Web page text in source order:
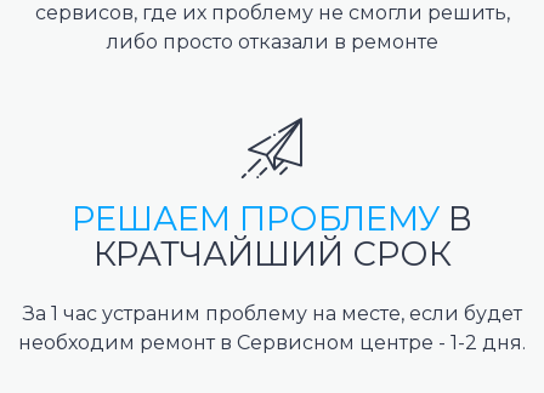
сервисов, где их проблему не смогли решить,
либо просто отказали в ремонте
РЕШАЕМ ПРОБЛЕМУ В
КРАТЧАЙШИЙ СРОК
За 1 час устраним проблему на месте, если будет
необходим ремонт в Сервисном центре - 1-2 дня.